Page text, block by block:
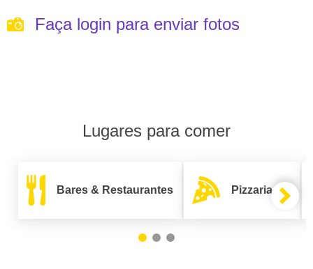
Faça login para enviar fotos
Lugares para comer
Bares & Restaurantes Pizzarias